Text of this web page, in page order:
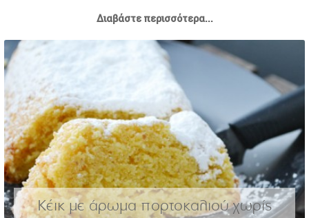
Διαβάστε περισσότερα...
Κέικ με άρωμα πορτοκαλιού χωρίς